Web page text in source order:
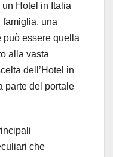
Hotel in Italia
famiglia, una
essere quella
alla vasta
dell’Hotel in
parte del portale
che